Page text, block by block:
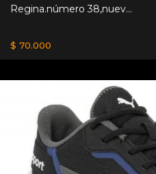
Regina.número 38,nuev...
$ 70.000